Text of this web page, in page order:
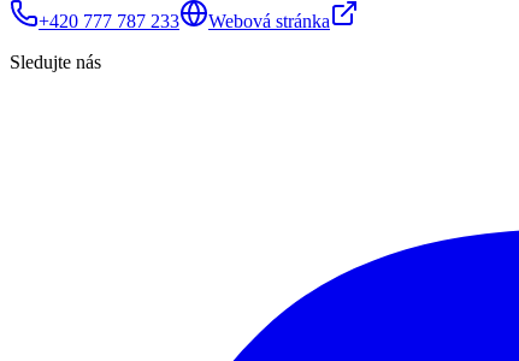
+420 777 787 233
Webová stránka
Sledujte nás